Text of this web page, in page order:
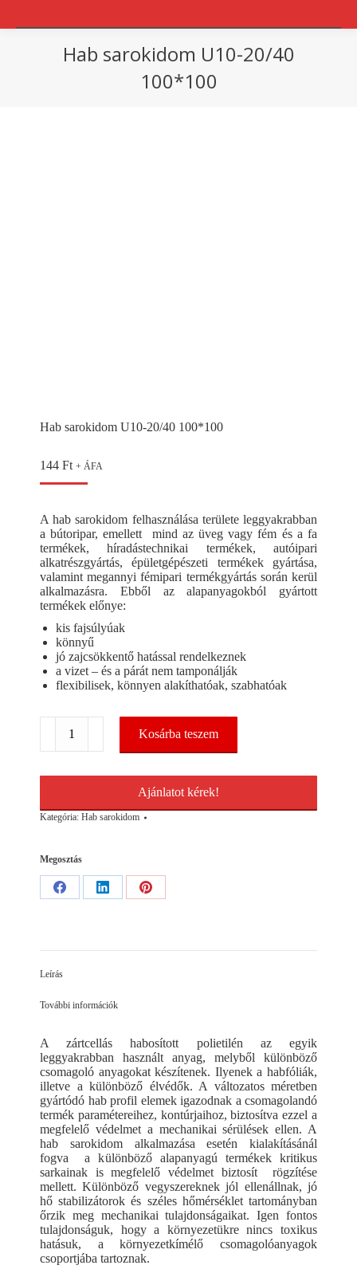
Hab sarokidom U10-20/40
100*100
Hab sarokidom U10-20/40 100*100
144 Ft + ÁFA
A hab sarokidom felhasználása területe leggyakrabban
a bútoripar, emellett mind az üveg vagy fém és a fa
termékek, híradástechnikai termékek, autóipari
alkatrészgyártás, épületgépészeti termékek gyártása,
valamint megannyi fémipari termékgyártás során kerül
alkalmazásra. Ebből az alapanyagokból gyártott
termékek előnye:
kis fajsúlyúak
könnyű
jó zajcsökkentő hatással rendelkeznek
a vizet – és a párát nem tamponálják
flexibilisek, könnyen alakíthatóak, szabhatóak
sarokidom
U10-
100*100
Kosárba teszem
Ajánlatot kérek!
Kategória: Hab sarokidom
Megosztás
Share
Share
Share
Leírás
További információk
A zártcellás habosított polietilén az egyik
leggyakrabban használt anyag, melyből különböző
csomagoló anyagokat készítenek. Ilyenek a habfóliák,
illetve a különböző élvédők. A változatos méretben
gyártódó hab profil elemek igazodnak a csomagolandó
termék paramétereihez, kontúrjaihoz, biztosítva ezzel a
megfelelő védelmet a mechanikai sérülések ellen. A
hab sarokidom alkalmazása esetén kialakításánál
fogva a különböző alapanyagú termékek kritikus
sarkainak is megfelelő védelmet biztosít rögzítése
mellett. Különböző vegyszereknek jól ellenállnak, jó
hő stabilizátorok és széles hőmérséklet tartományban
őrzik meg mechanikai tulajdonságaikat. Igen fontos
tulajdonságuk, hogy a környezetükre nincs toxikus
hatásuk, a környezetkímélő csomagolóanyagok
csoportjába tartoznak.